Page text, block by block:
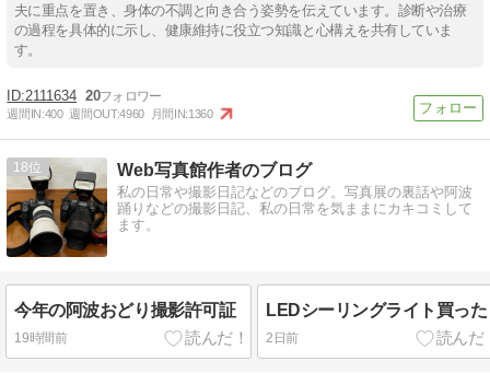
夫に重点を置き、身体の不調と向き合う姿勢を伝えています。診断や治療
の過程を具体的に示し、健康維持に役立つ知識と心構えを共有していま
す。
2111634 20
週間IN:400 週間OUT:4960 月間IN:1360
18 Web写真館作者のブログ
私の日常や撮影日記などのブログ。写真展の裏話や阿波
踊りなどの撮影日記、私の日常を気ままにカキコミして
ます。
今年の阿波おどり撮影許可証
19時間前
LEDシーリングライト買った
2日前